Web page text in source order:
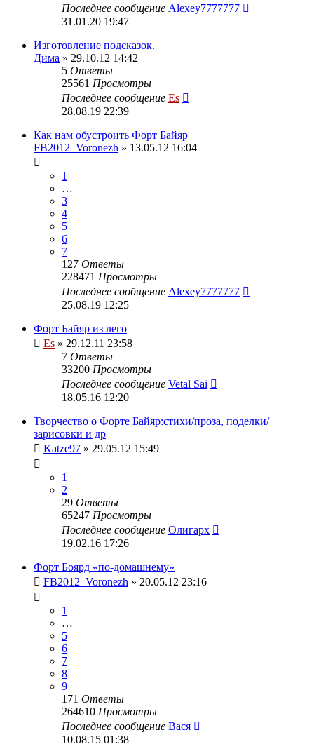
Последнее сообщение Alexey7777777
31.01.20 19:47
Изготовление подсказок.
Дима » 29.10.12 14:42
5 Ответы
25561 Просмотры
Последнее сообщение Es
28.08.19 22:39
Как нам обустроить Форт Байяр
FB2012_Voronezh » 13.05.12 16:04
1
…
3
4
5
6
7
127 Ответы
228471 Просмотры
Последнее сообщение Alexey7777777
25.08.19 12:25
Форт Байяр из лего
Es » 29.12.11 23:58
7 Ответы
33200 Просмотры
Последнее сообщение Vetal Sai
18.05.16 12:20
Творчество о Форте Байяр:стихи/проза, поделки/
зарисовки и др
Katze97 » 29.05.12 15:49
1
2
29 Ответы
65247 Просмотры
Последнее сообщение Олигарх
19.02.16 17:26
Форт Боярд «по-домашнему»
FB2012_Voronezh » 20.05.12 23:16
1
…
5
6
7
8
9
171 Ответы
264610 Просмотры
Последнее сообщение Вася
10.08.15 01:38